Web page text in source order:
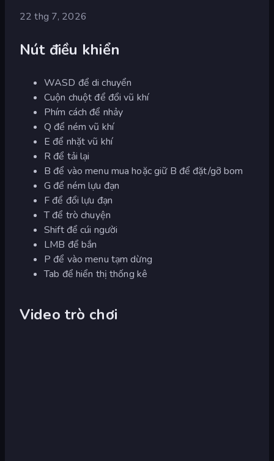
22 thg 7, 2026
Nút điều khiển
WASD để di chuyển
Cuộn chuột để đổi vũ khí
Phím cách để nhảy
Q để ném vũ khí
E để nhặt vũ khí
R để tải lại
B để vào menu mua hoặc giữ B để đặt/gỡ bom
G để ném lựu đạn
F để đổi lựu đạn
T để trò chuyện
Shift để cúi người
LMB để bắn
P để vào menu tạm dừng
Tab để hiển thị thống kê
Video trò chơi